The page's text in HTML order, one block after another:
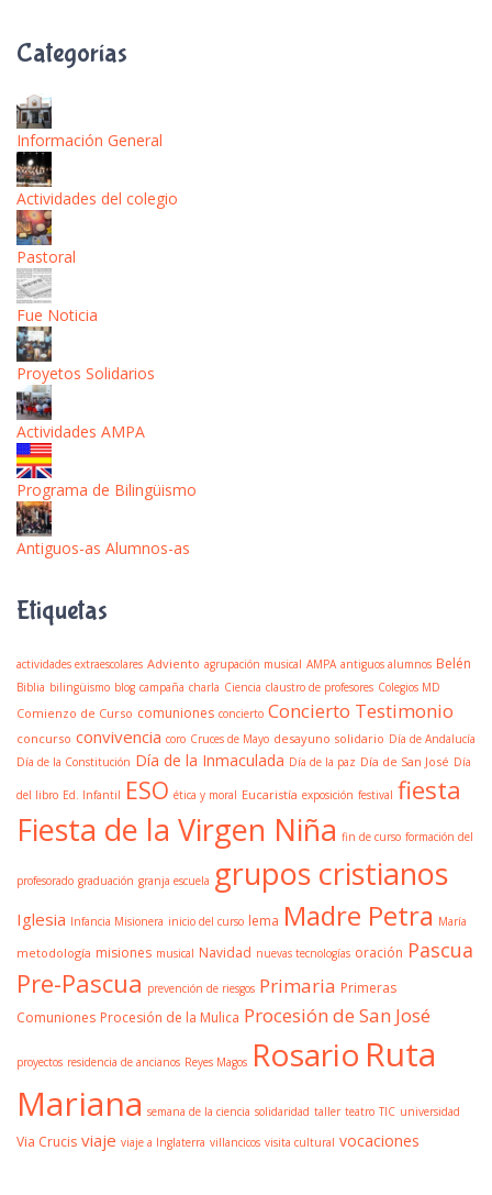
Categorías
Información General
Actividades del colegio
Pastoral
Fue Noticia
Proyetos Solidarios
Actividades AMPA
Programa de Bilingüismo
Antiguos-as Alumnos-as
Etiquetas
actividades extraescolares Adviento agrupación musical AMPA antiguos alumnos Belén
Biblia bilingüismo blog campaña charla Ciencia claustro de profesores Colegios MD
Comienzo de Curso comuniones concierto Concierto Testimonio
concurso convivencia coro Cruces de Mayo desayuno solidario Día de Andalucía
Día de la Constitución Día de la Inmaculada Día de la paz Día de San José Día
del libro Ed. Infantil ESO ética y moral Eucaristía exposición festival fiesta
Fiesta de la Virgen Niña fin de curso formación del
profesorado graduación granja escuela grupos cristianos
Iglesia Infancia Misionera inicio del curso lema Madre Petra María
metodología misiones musical Navidad nuevas tecnologías oración Pascua
Pre-Pascua prevención de riesgos Primaria Primeras
Comuniones Procesión de la Mulica Procesión de San José
proyectos residencia de ancianos Reyes Magos Rosario Ruta
Mariana semana de la ciencia solidaridad taller teatro TIC universidad
Via Crucis viaje viaje a Inglaterra villancicos visita cultural vocaciones